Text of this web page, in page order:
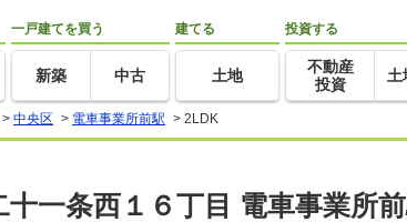
一戸建てを買う
新築 中古
建てる
土地
投資する
不動産
投資
土
> 中央区 > 電車事業所前駅 > 2LDK
一条西１６丁目 電車事業所